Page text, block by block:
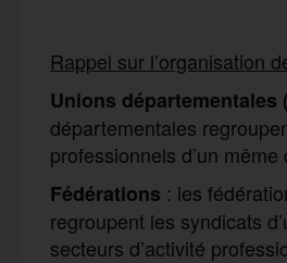
Rappel sur l’organisation
Unions départementales
départementales
professionnels d’un
Fédérations : les
regroupent les syndicats
secteurs d’activité